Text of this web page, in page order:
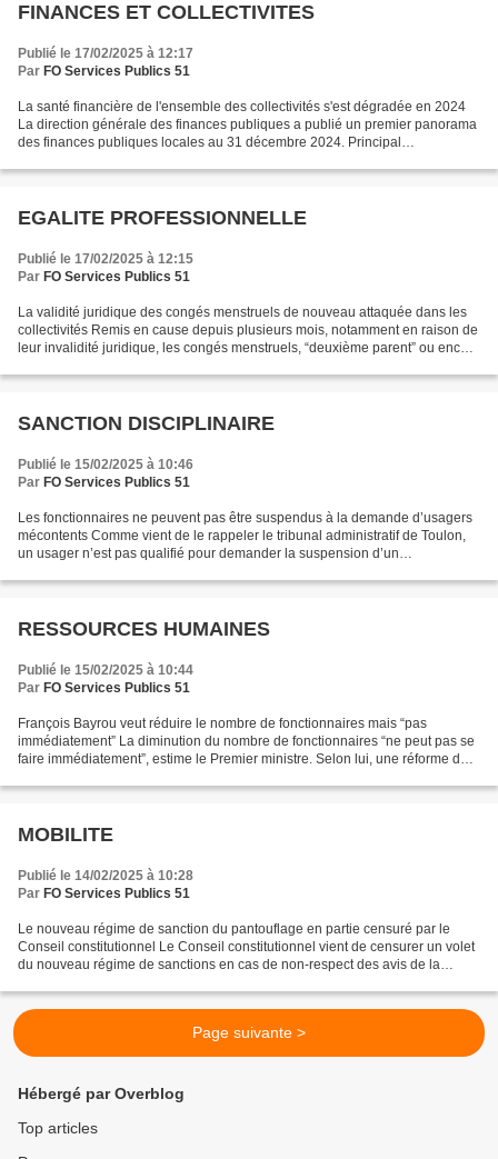
FINANCES ET COLLECTIVITES
Publié le 17/02/2025 à 12:17
Par FO Services Publics 51
La santé financière de l'ensemble des collectivités s'est dégradée en 2024
La direction générale des finances publiques a publié un premier panorama
des finances publiques locales au 31 décembre 2024. Principal
EGALITE PROFESSIONNELLE
Publié le 17/02/2025 à 12:15
Par FO Services Publics 51
La validité juridique des congés menstruels de nouveau attaquée dans les
collectivités Remis en cause depuis plusieurs mois, notamment en raison de
leur invalidité juridique, les congés menstruels, “deuxième parent” ou encore
SANCTION DISCIPLINAIRE
Publié le 15/02/2025 à 10:46
Par FO Services Publics 51
Les fonctionnaires ne peuvent pas être suspendus à la demande d’usagers
mécontents Comme vient de le rappeler le tribunal administratif de Toulon,
un usager n’est pas qualifié pour demander la suspension d’un
RESSOURCES HUMAINES
Publié le 15/02/2025 à 10:44
Par FO Services Publics 51
François Bayrou veut réduire le nombre de fonctionnaires mais “pas
immédiatement” La diminution du nombre de fonctionnaires “ne peut pas se
faire immédiatement”, estime le Premier ministre. Selon lui, une réforme doit
MOBILITE
Publié le 14/02/2025 à 10:28
Par FO Services Publics 51
Le nouveau régime de sanction du pantouflage en partie censuré par le
Conseil constitutionnel Le Conseil constitutionnel vient de censurer un volet
du nouveau régime de sanctions en cas de non-respect des avis de la
Page suivante >
Hébergé par Overblog
Top articles